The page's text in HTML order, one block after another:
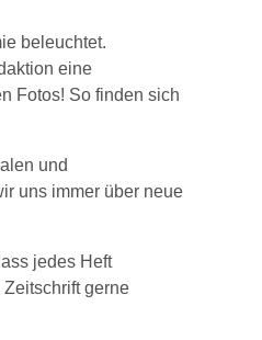
beleuchtet.
eine
Fotos! So finden sich
und
uns immer über neue
jedes Heft
gerne